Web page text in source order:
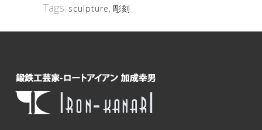
Tags: sculpture, 彫刻